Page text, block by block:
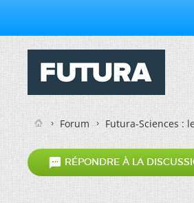
Forum Futura-Sciences :
 RÉPONDRE À LA